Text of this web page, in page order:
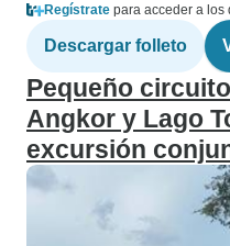
Regístrate para acceder a los
Descargar folleto
Pequeño
Angkor y Lago
excursión